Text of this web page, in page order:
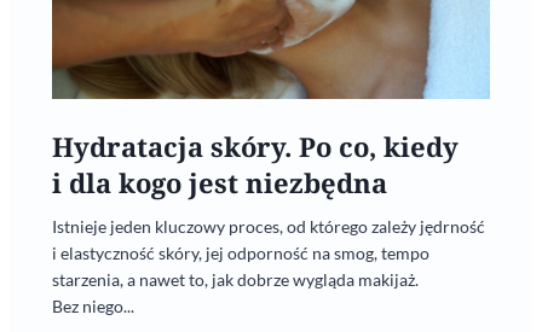
Hydratacja skóry. Po co, kiedy
i dla kogo jest niezbędna
Istnieje jeden kluczowy proces, od którego zależy jędrność
i elastyczność skóry, jej odporność na smog, tempo
starzenia, a nawet to, jak dobrze wygląda makijaż.
Bez niego...